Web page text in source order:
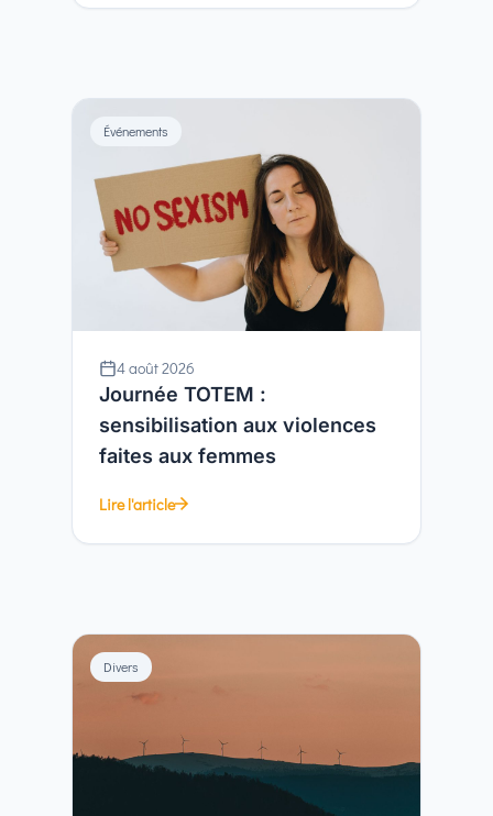
Événements
4 août 2026
Journée TOTEM :
sensibilisation aux violences
faites aux femmes
Lire l'article
Divers